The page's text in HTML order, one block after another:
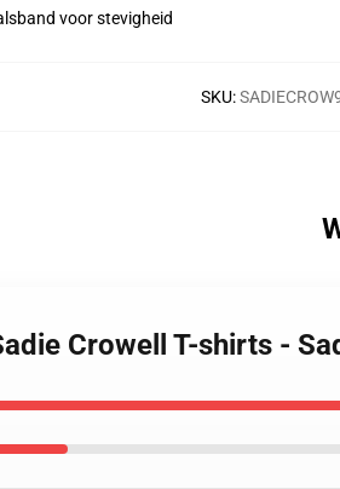
voor stevigheid
SKU:
Crowell T-shirts -